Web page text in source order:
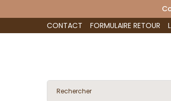
CONTACT
FORMULAIRE RETOUR